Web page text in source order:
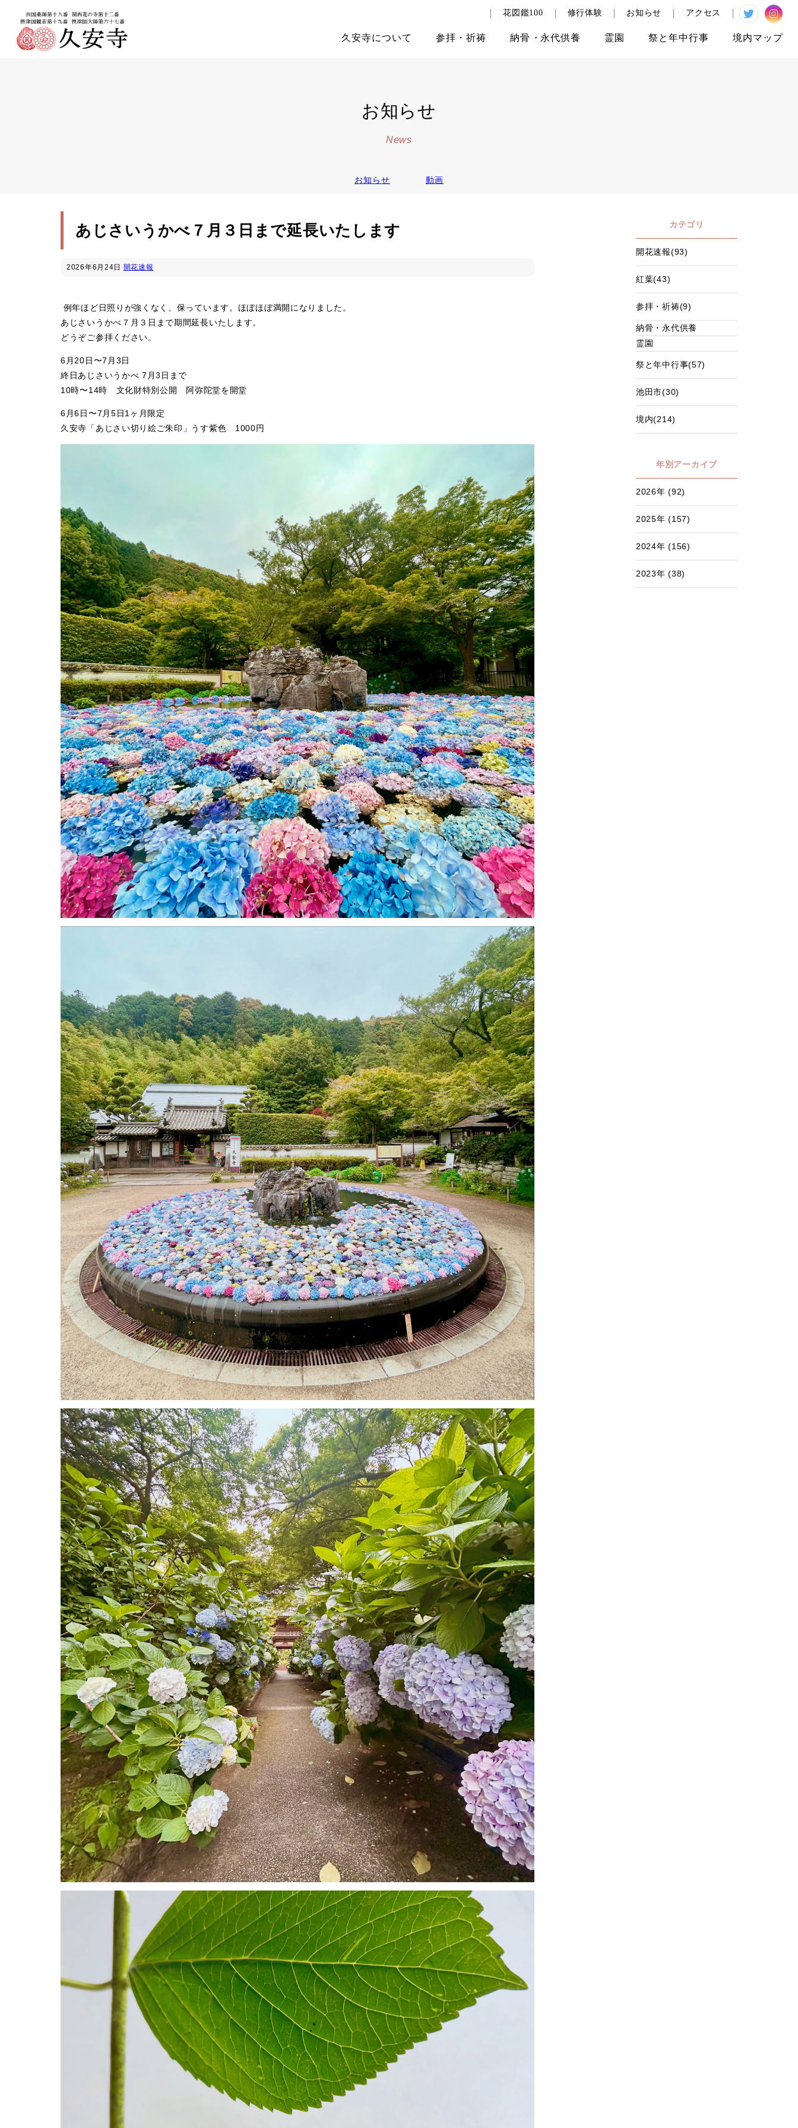
アクセス
お知らせ
修行体験
花図鑑100
久安寺について 参拝 ・ 祈祷 納骨 ・ 永代供養 霊園 祭と 年中行事 境内マップ
お知らせ
News
お知らせ 動画
あじさいうかべ７月３日まで延長いたします
2026年6月24日 開花速報
例年ほど日照りが強くなく、保っています。ほぼほぼ満開になりました。
あじさいうかべ７月３日まで期間延長いたします。
どうぞご参拝ください。
6月20日〜7月3日
終日あじさいうかべ 7月3日まで
10時〜14時 文化財特別公開 阿弥陀堂を開堂
6月6日〜7月5日1ヶ月限定
久安寺「あじさい切り絵ご朱印」うす紫色 1000円
カテゴリ
開花速報(93)
紅葉(43)
参拝・祈祷(9)
納骨・永代供養
霊園
祭と年中行事(57)
池田市(30)
境内(214)
年別アーカイブ
2026年 (92)
2025年 (157)
2024年 (156)
2023年 (38)